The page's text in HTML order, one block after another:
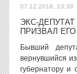
07.12.2018, 13:39
ЭКС-
ПРИЗВАЛ
Бывший
вернувшийся
губернатору и